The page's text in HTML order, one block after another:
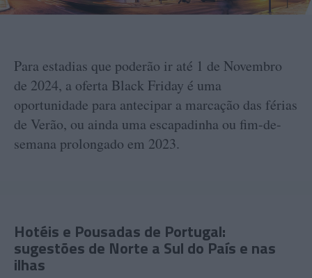
Para estadias que poderão ir até 1 de Novembro
de 2024, a oferta Black Friday é uma
oportunidade para antecipar a marcação das férias
de Verão, ou ainda uma escapadinha ou fim-de-
semana prolongado em 2023.
Hotéis e Pousadas de Portugal:
sugestões de Norte a Sul do País e nas
ilhas